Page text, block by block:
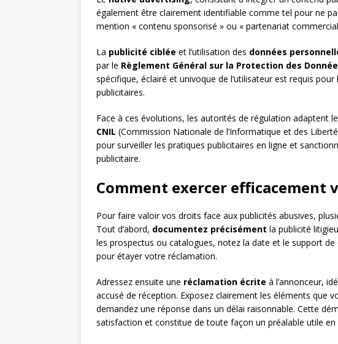
également être clairement identifiable comme tel pour ne
mention « contenu sponsorisé » ou « partenariat
La publicité ciblée et l’utilisation des données
par le Règlement Général sur la Protection des
spécifique, éclairé et univoque de l’utilisateur est requis
publicitaires.
Face à ces évolutions, les autorités de régulation adaptent
CNIL (Commission Nationale de l’Informatique et des
pour surveiller les pratiques publicitaires en ligne et
publicitaire.
Comment exercer efficacement
Pour faire valoir vos droits face aux publicités abusives,
Tout d’abord, documentez précisément la publicité
les prospectus ou catalogues, notez la date et le support
pour étayer votre réclamation.
Adressez ensuite une réclamation écrite à l’annonceur,
accusé de réception. Exposez clairement les éléments que
demandez une réponse dans un délai raisonnable. Cette
satisfaction et constitue de toute façon un préalable utile en